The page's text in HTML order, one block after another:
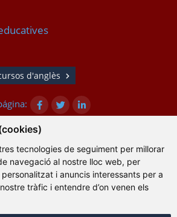
tecnologies de seguiment per millorar
navegació al nostre lloc web, per
i anuncis interessants per a
tràfic i entendre d’on venen els
d'anglès
de privacitat|Cookies |